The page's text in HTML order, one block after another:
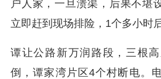
户人家，一旦溃渠，后果不堪
立即赶到现场排险，1个多小时
谭让公路新万润路段，三根
倒，谭家湾片区4个村断电。